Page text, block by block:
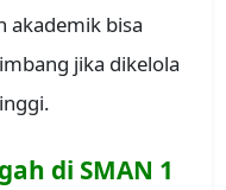
akademik bisa
jika dikelola
di SMAN 1